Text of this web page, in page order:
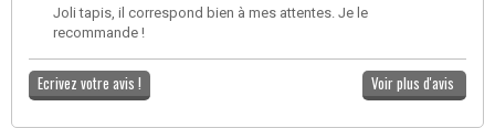
Joli tapis, il correspond bien à mes attentes. Je le
recommande !
Ecrivez votre avis ! Voir plus d'avis